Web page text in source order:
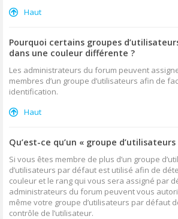
Haut
Pourquoi certains groupes
dans une couleur différente ?
Les administrateurs du forum peuvent
membres d’un groupe d’utilisateurs afin de
identification.
Haut
Qu’est-ce qu’un « groupe
Si vous êtes membre de plus d’un groupe
d’utilisateurs par défaut est utilisé afin de
couleur et le rang qui vous sera assigné par
administrateurs du forum peuvent vous
même votre groupe d’utilisateurs par défaut
contrôle de l’utilisateur.